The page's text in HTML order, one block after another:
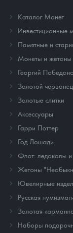
Каталог Монет
Инвестиционные
Памятные и
Монеты и
Георгий
Золотой
Золотые слитки
Аксессуары
Гарри Поттер
Год Лошади
Флот: ледоколы
Жетоны
Ювелирные
Русская
Золотая
Наборы